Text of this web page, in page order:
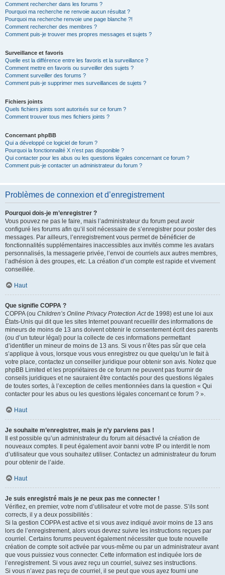
Comment rechercher dans les forums ?
Pourquoi ma recherche ne renvoie aucun résultat ?
Pourquoi ma recherche renvoie une page blanche ?!
Comment rechercher des membres ?
Comment puis-je trouver mes propres messages et sujets ?
Surveillance et favoris
Quelle est la différence entre les favoris et la surveillance ?
Comment mettre en favoris ou surveiller des sujets ?
Comment surveiller des forums ?
Comment puis-je supprimer mes surveillances de sujets ?
Fichiers joints
Quels fichiers joints sont autorisés sur ce forum ?
Comment trouver tous mes fichiers joints ?
Concernant phpBB
Qui a développé ce logiciel de forum ?
Pourquoi la fonctionnalité X n’est pas disponible ?
Qui contacter pour les abus ou les questions légales concernant ce forum ?
Comment puis-je contacter un administrateur du forum ?
Problèmes de connexion et d’enregistrement
Pourquoi dois-je m’enregistrer ?
Vous pouvez ne pas le faire, mais l’administrateur du forum peut avoir
configuré les forums afin qu’il soit nécessaire de s’enregistrer pour poster des
messages. Par ailleurs, l’enregistrement vous permet de bénéficier de
fonctionnalités supplémentaires inaccessibles aux invités comme les avatars
personnalisés, la messagerie privée, l’envoi de courriels aux autres membres,
l’adhésion à des groupes, etc. La création d’un compte est rapide et vivement
conseillée.
Haut
Que signifie COPPA ?
COPPA (ou Children’s Online Privacy Protection Actde 1998) est une loi aux
États-Unis qui dit que les sites Internet pouvant recueillir des informations de
mineurs de moins de 13 ans doivent obtenir le consentement écrit des parents
(ou d’un tuteur légal) pour la collecte de ces informations permettant
d’identifier un mineur de moins de 13 ans. Si vous n’êtes pas sûr que cela
s’applique à vous, lorsque vous vous enregistrez ou que quelqu’un le fait à
votre place, contactez un conseiller juridique pour obtenir son avis. Notez que
phpBB Limited et les propriétaires de ce forum ne peuvent pas fournir de
conseils juridiques et ne sauraient être contactés pour des questions légales
de toutes sortes, à l’exception de celles mentionnées dans la question « Qui
contacter pour les abus ou les questions légales concernant ce forum ? ».
Haut
Je souhaite m’enregistrer, mais je n’y parviens pas !
Il est possible qu’un administrateur du forum ait désactivé la création de
nouveaux comptes. Il peut également avoir banni votre IP ou interdit le nom
d’utilisateur que vous souhaitez utiliser. Contactez un administrateur du forum
pour obtenir de l’aide.
Haut
Je suis enregistré mais je ne peux pas me connecter !
Vérifiez, en premier, votre nom d’utilisateur et votre mot de passe. S’ils sont
corrects, il y a deux possibilités :
Si la gestion COPPA est active et si vous avez indiqué avoir moins de 13 ans
lors de l’enregistrement, alors vous devrez suivre les instructions reçues par
courriel. Certains forums peuvent également nécessiter que toute nouvelle
création de compte soit activée par vous-même ou par un administrateur avant
que vous puissiez vous connecter. Cette information est indiquée lors de
l’enregistrement. Si vous avez reçu un courriel, suivez ses instructions.
Si vous n’avez pas reçu de courriel, il se peut que vous ayez fourni une